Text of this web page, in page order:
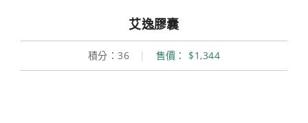
艾逸膠囊
積分：36 | 售價： $1,344